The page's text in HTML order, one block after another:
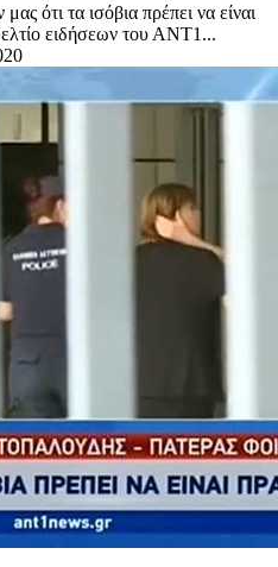
ότι τα ισόβια πρέπει να είναι
ειδήσεων του ΑΝΤ1...